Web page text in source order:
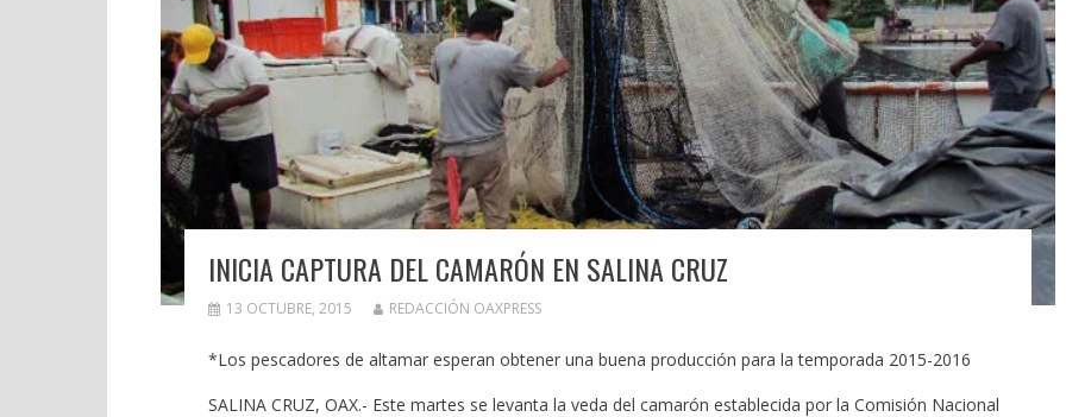
INICIA CAPTURA DEL CAMARÓN EN SALINA CRUZ
13 OCTUBRE, 2015 REDACCIÓN OAXPRESS
*Los pescadores de altamar esperan obtener una buena producción para la temporada 2015-2016
SALINA CRUZ, OAX.- Este martes se levanta la veda del camarón establecida por la Comisión Nacional